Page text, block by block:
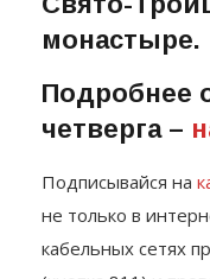
пройдёт
Свято-
монастыре.
Подробнее
четверга –
Подписывайся на
не только в